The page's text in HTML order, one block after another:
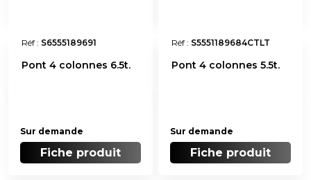
Réf : S6555189691
Pont 4 colonnes 6.5t.
Sur demande
Fiche produit
Réf : S5551189684CTLT
Pont 4 colonnes 5.5t.
Sur demande
Fiche produit